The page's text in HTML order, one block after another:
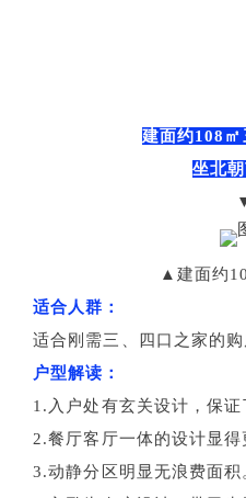
建面约108㎡
坐北
▲建面约
适合人群：
适合刚需三、四口之家的购
户型解读：
1.入户处有玄关设计，保证
2.餐厅客厅一体的设计显得
3.动静分区明显无浪费面积